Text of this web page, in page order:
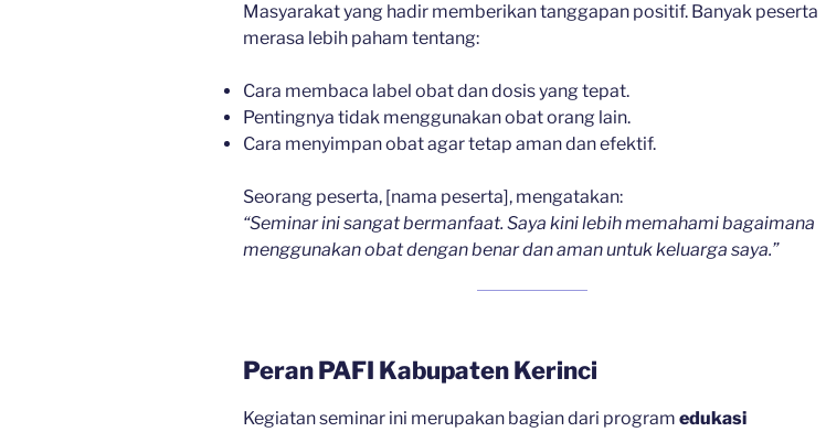
Masyarakat yang hadir memberikan tanggapan positif. Banyak peserta
merasa lebih paham tentang:
Cara membaca label obat dan dosis yang tepat.
Pentingnya tidak menggunakan obat orang lain.
Cara menyimpan obat agar tetap aman dan efektif.
Seorang peserta, [nama peserta], mengatakan:
“Seminar ini sangat bermanfaat. Saya kini lebih memahami bagaimana
menggunakan obat dengan benar dan aman untuk keluarga saya.”
Peran PAFI Kabupaten Kerinci
Kegiatan seminar ini merupakan bagian dari program edukasi